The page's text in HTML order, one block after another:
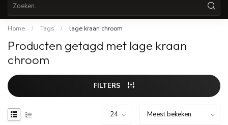
Home / Tags / lage kraan chroom
Producten getagd met lage kraan
chroom
FILTERS